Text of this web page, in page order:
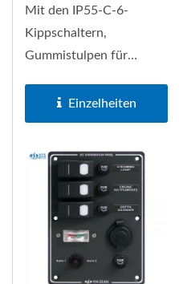
Mit den IP55-C-6-
Kippschaltern,
Gummistulpen für
robusten
Aluminiumfront...
Einzelheiten